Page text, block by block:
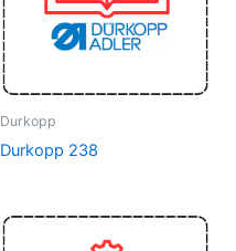
Durkopp
Durkopp 238